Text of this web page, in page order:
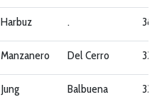
Harbuz .
Manzanero Del Cerro
Jung Balbuena